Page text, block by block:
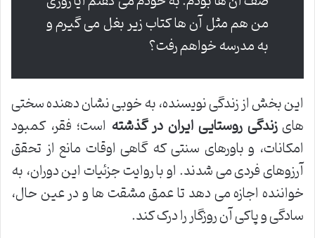
من هم مثل آن ها کتاب زیر بغل می گیرم و
به مدرسه خواهم رفت؟
این بخش از زندگی نویسنده، به خوبی نشان دهنده سختی
هایزندگی روستایی ایران در گذشته است؛ فقر، کمبود
امکانات، و باورهای سنتی که گاهی اوقات مانع از تحقق
آرزوهای فردی می شدند. او با روایت جزئیات این دوران، به
خواننده اجازه می دهد تا عمق مشقت ها و در عین حال،
سادگی و پاکی آن روزگار را درک کند.